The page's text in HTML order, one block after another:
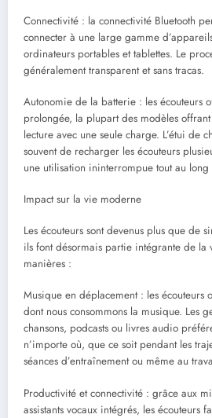
Connectivité : la connectivité Bluetooth
connecter à une large gamme
ordinateurs portables et tablettes. Le
généralement transparent et sans tracas.
Autonomie de la batterie : les écouteurs
prolongée, la plupart des modèles
lecture avec une seule charge. L’étui de
souvent de recharger les écouteurs
une utilisation ininterrompue tout au
Impact sur la vie moderne
Les écouteurs sont devenus plus que de
ils font désormais partie intégrante de
manières :
Musique en déplacement : les écouteurs
dont nous consommons la musique. Les
chansons, podcasts ou livres audio
n’importe où, que ce soit pendant les
séances d’entraînement ou même au
Productivité et connectivité : grâce aux
assistants vocaux intégrés, les écouteurs